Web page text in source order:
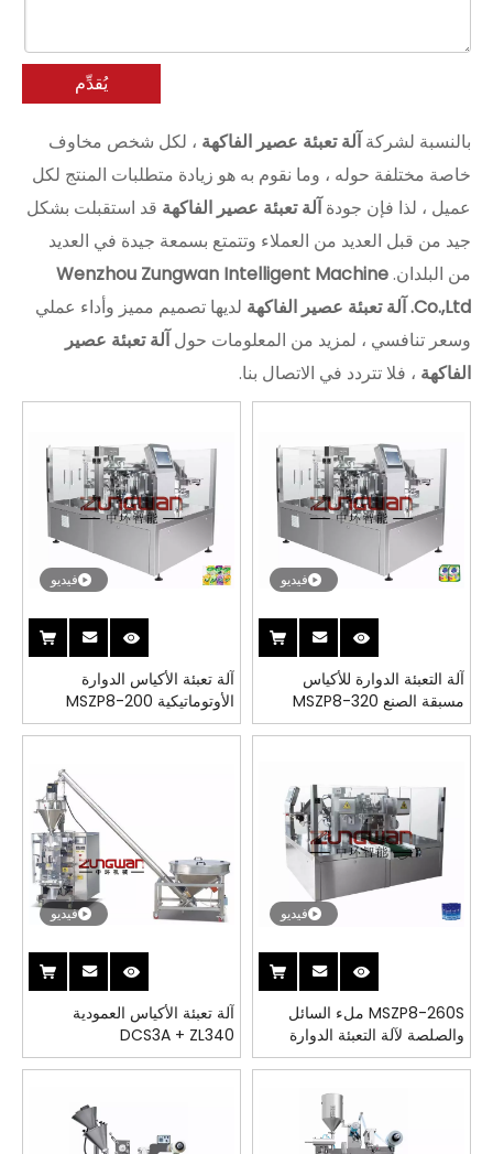
يُقدِّم
بالنسبة لشركة آلة تعبئة عصير الفاكهة ، لكل شخص مخاوف
خاصة مختلفة حوله ، وما نقوم به هو زيادة متطلبات المنتج لكل
عميل ، لذا فإن جودة آلة تعبئة عصير الفاكهة قد استقبلت بشكل
جيد من قبل العديد من العملاء وتتمتع بسمعة جيدة في العديد
من البلدان.Wenzhou Zungwan Intelligent Machine
Co.,Ltd. آلة تعبئة عصير الفاكهة لديها تصميم مميز وأداء عملي
وسعر تنافسي ، لمزيد من المعلومات حول آلة تعبئة عصير
الفاكهة ، فلا تتردد في الاتصال بنا.
فيديو
آلة التعبئة الدوارة للأكياس
مسبقة الصنع MSZP8-320
فيديو
آلة تعبئة الأكياس الدوارة
الأوتوماتيكية MSZP8-200
فيديو
MSZP8-260S ملء السائل
والصلصة لآلة التعبئة الدوارة
فيديو
آلة تعبئة الأكياس العمودية
DCS3A + ZL340